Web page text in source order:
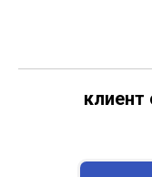
клиент